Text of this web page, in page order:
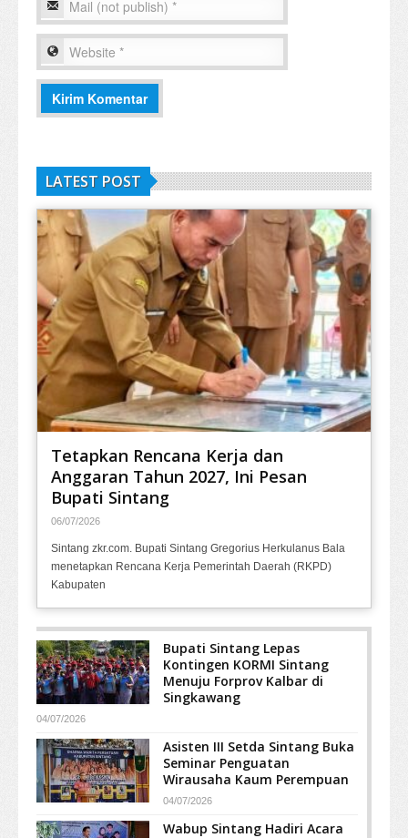
LATEST POST
Tetapkan Rencana Kerja dan
Anggaran Tahun 2027, Ini Pesan
Bupati Sintang
06/07/2026
Sintang zkr.com. Bupati Sintang Gregorius Herkulanus Bala
menetapkan Rencana Kerja Pemerintah Daerah (RKPD)
Kabupaten
Bupati Sintang Lepas
Kontingen KORMI Sintang
Menuju Forprov Kalbar di
Singkawang
04/07/2026
Asisten III Setda Sintang Buka
Seminar Penguatan
Wirausaha Kaum Perempuan
04/07/2026
Wabup Sintang Hadiri Acara